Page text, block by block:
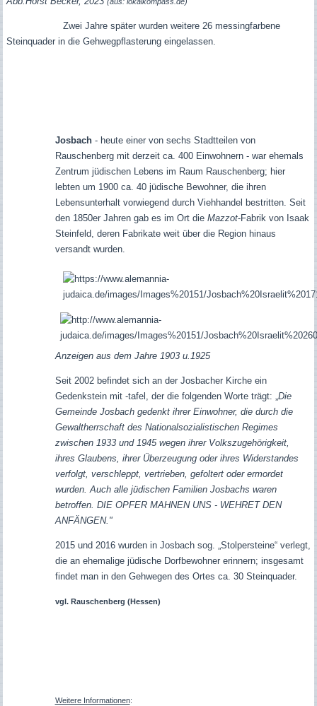
Zwei Jahre später wurden weitere 26 messingfarbene
Steinquader in die Gehwegpflasterung eingelassen.
Josbach- heute einer von sechs Stadtteilen von
Rauschenberg mit derzeit ca. 400 Einwohnern - war ehemals
Zentrum jüdischen Lebens im Raum Rauschenberg; hier
lebten um 1900 ca. 40 jüdische Bewohner, die ihren
Lebensunterhalt vorwiegend durch Viehhandel bestritten. Seit
den 1850er Jahren gab es im Ort die Mazzot-Fabrik von Isaak
Steinfeld, deren Fabrikate weit über die Region hinaus
versandt wurden.
Anzeigen aus dem Jahre 1903 u.1925
Seit 2002 befindet sich an der Josbacher Kirche ein
Gedenkstein mit -tafel, der die folgenden Worte trägt: „Die
Gemeinde Josbach gedenkt ihrer Einwohner, die durch die
Gewaltherrschaft des Nationalsozialistischen Regimes
zwischen 1933 und 1945 wegen ihrer Volkszugehörigkeit,
ihres Glaubens, ihrer Überzeugung oder ihres Widerstandes
verfolgt, verschleppt, vertrieben, gefoltert oder ermordet
wurden. Auch alle jüdischen Familien Josbachs waren
betroffen. DIE OPFER MAHNEN UNS - WEHRET DEN
ANFÄNGEN."
2015 und 2016 wurden in Josbach sog. „Stolpersteine“ verlegt,
die an ehemalige jüdische Dorfbewohner erinnern; insgesamt
findet man in den Gehwegen des Ortes ca. 30 Steinquader.
vgl. Rauschenberg (Hessen)
Weitere Informationen: